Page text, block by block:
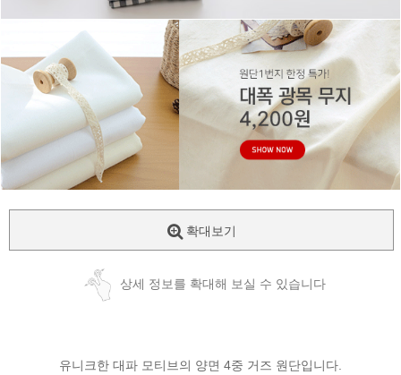
확대보기
상세 정보를 확대해 보실 수 있습니다
유니크한 대파 모티브의 양면 4중 거즈 원단입니다.